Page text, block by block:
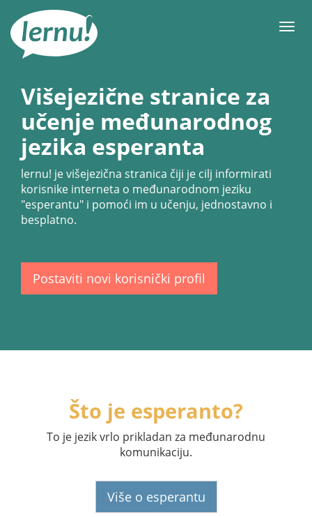
Meni
Višejezične stranice za
učenje međunarodnog
jezika esperanta
lernu! je višejezična stranica čiji je cilj informirati
korisnike interneta o međunarodnom jeziku
"esperantu" i pomoći im u učenju, jednostavno i
besplatno.
Postaviti novi korisnički profil
Što je esperanto?
To je jezik vrlo prikladan za međunarodnu
komunikaciju.
Više o esperantu